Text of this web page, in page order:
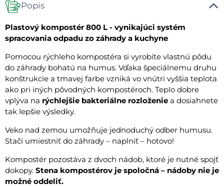
Popis
Plastový kompostér 800 L - vynikajúci systém
spracovania odpadu zo záhrady a kuchyne
Pomocou rýchleho kompostéra si vyrobíte vlastnú pôdu
do záhrady bohatú na humus. Vďaka špeciálnemu druhu
konštrukcie a tmavej farbe vzniká vo vnútri vyššia teplota
ako pri iných pôvodných kompostéroch. Teplo dobre
vplýva na rýchlejšie bakteriálne rozloženie a dosiahnete
tak lepšie výsledky.
Veko nad zemou umožňuje jednoduchý odber humusu.
Stačí umiestniť do záhrady – naplniť – hotovo!
Kompostér pozostáva z dvoch nádob, ktoré je nutné spojť
dokopy. Stena kompostérov je spoločná – nádoby nie je
možné oddeliť.